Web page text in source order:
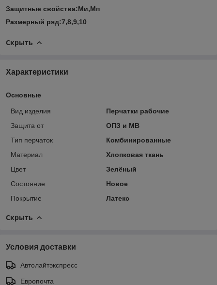
Защитные свойства:Ми,Мп
Размерный ряд:7,8,9,10
Скрыть
Характеристики
Основные
Вид изделия
Перчатки рабочие
Защита от
ОПЗ и МВ
Тип перчаток
Комбинированные
Материал
Хлопковая ткань
Цвет
Зелёный
Состояние
Новое
Покрытие
Латекс
Скрыть
Условия доставки
Автолайтэкспресс
Европочта